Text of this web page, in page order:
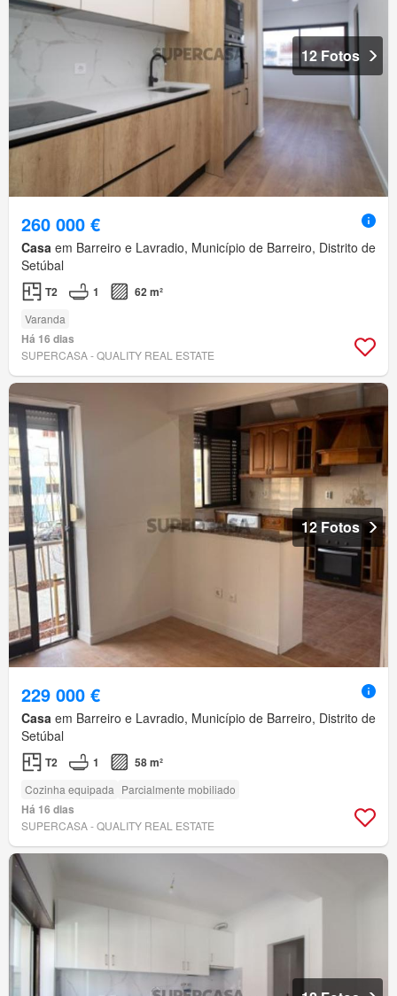
12 Fotos
260 000 €
Casa em Barreiro e Lavradio, Município de Barreiro, Distrito de
Setúbal
T2 1 62 m²
Varanda
Há 16 dias
SUPERCASA - QUALITY REAL ESTATE
12 Fotos
229 000 €
Casa em Barreiro e Lavradio, Município de Barreiro, Distrito de
Setúbal
T2 1 58 m²
Cozinha equipada Parcialmente mobiliado
Há 16 dias
SUPERCASA - QUALITY REAL ESTATE